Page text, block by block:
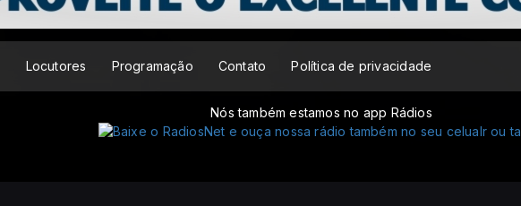
Locutores Programação Contato Política de privacidade
Nós também estamos no app Rádios